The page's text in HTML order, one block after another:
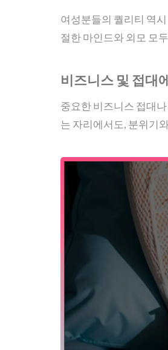
여성분들의 퀄리티 역
절한 마인드와 외모 모
비즈니스 및 접대
중요한 비즈니스 접대
는 자리에서도, 분위기